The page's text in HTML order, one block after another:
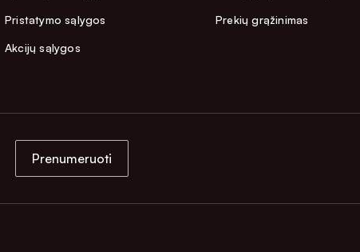
Pristatymo sąlygos
Akcijų sąlygos
Prekių grąžinimas
Prenumeruoti